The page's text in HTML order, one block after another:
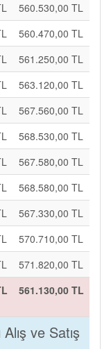
560.530,00 TL
560.470,00 TL
561.250,00 TL
563.120,00 TL
567.560,00 TL
568.530,00 TL
567.580,00 TL
568.580,00 TL
567.330,00 TL
570.710,00 TL
571.820,00 TL
561.130,00 TL
ve Satış